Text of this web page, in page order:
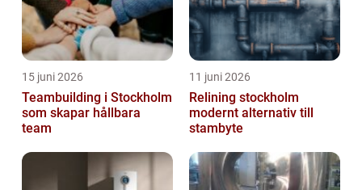
15 juni 2026
Teambuilding i Stockholm
som skapar hållbara
team
11 juni 2026
Relining stockholm
modernt alternativ till
stambyte